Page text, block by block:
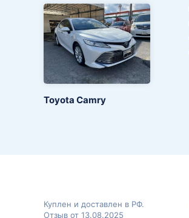
Toyota Camry
Куплен и доставлен в РФ.
Отзыв от 13.08.2025